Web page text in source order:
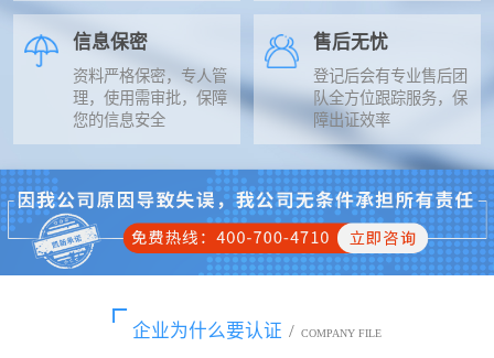
信息保密
资料严格保密，专人管
理，使用需审批，保障
您的信息安全
售后无忧
登记后会有专业售后团
队全方位跟踪服务，保
障出证效率
企业为什么要认证 / COMPANY FILE